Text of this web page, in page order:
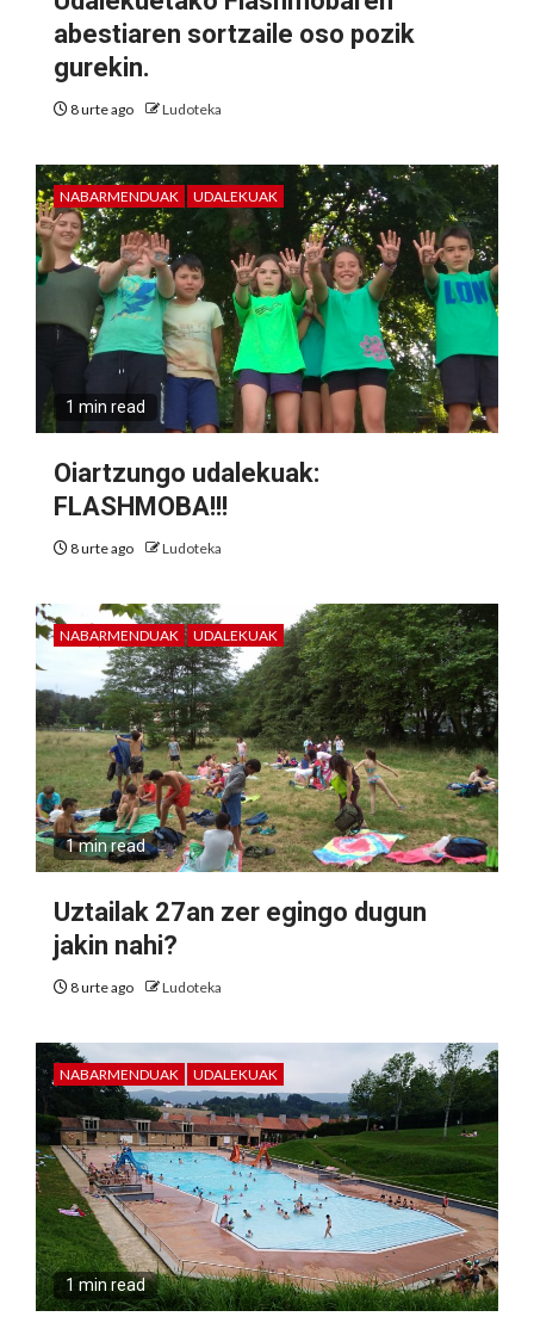
abestiaren sortzaile oso pozik
gurekin.
8 urte ago Ludoteka
NABARMENDUAK UDALEKUAK
1 min read
Oiartzungo udalekuak:
FLASHMOBA!!!
8 urte ago Ludoteka
NABARMENDUAK UDALEKUAK
1 min read
Uztailak 27an zer egingo dugun
jakin nahi?
8 urte ago Ludoteka
NABARMENDUAK UDALEKUAK
1 min read